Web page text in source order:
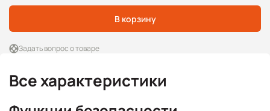
В корзину
Задать вопрос о товаре
Все характеристики